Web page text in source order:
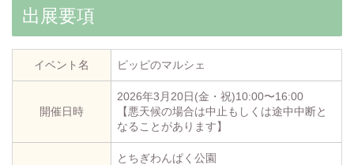
出展要項
イベント名 ピッピのマルシェ
開催日時
2026年3月20日(金・祝)10:00〜16:00
【悪天候の場合は中止もしくは途中中断と
なることがあります】
とちぎわんぱく公園